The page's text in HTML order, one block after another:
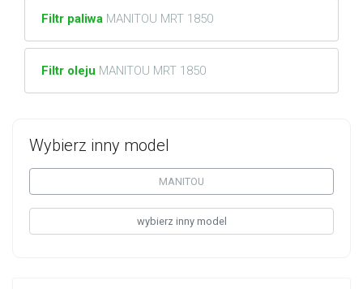
Wybierz inny model
MANITOU
wybierz inny model
Filtr paliwa MANITOU MRT 1850
Filtr oleju MANITOU MRT 1850